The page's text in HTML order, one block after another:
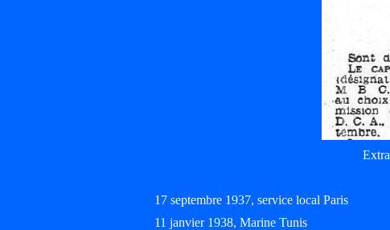
17 septembre 1937, service local Paris
11 janvier 1938, Marine Tunis